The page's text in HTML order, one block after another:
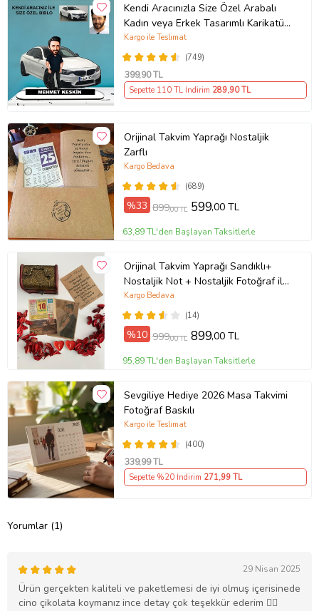
Kendi Aracınızla Size Özel Arabalı
Kadın veya Erkek Tasarımlı Karikatür
Biblo , Babalar Günü Hediyesi,
Erkeğe Hediye, Rent A Car Hediyesi
(749)
Kargo ile Teslimat
399,90 TL
Sepette 110 TL İndirim 289,90 TL
Orijinal Takvim Yaprağı Nostaljik
Zarflı
(689)
Kargo Bedava
%33 899,00 TL 599,00 TL
63,89 TL'den Başlayan Taksitlerle
Orijinal Takvim Yaprağı Sandıklı+
Nostaljik Not + Nostaljik Fotoğraf ile
birlikte UNUTULMAYACAK BİR
HEDİYE
(14)
Kargo Bedava
%10 999,00 TL 899,00 TL
95,89 TL'den Başlayan Taksitlerle
Sevgiliye Hediye 2026 Masa Takvimi
Fotoğraf Baskılı
(400)
Kargo ile Teslimat
339,99 TL
Sepette %20 İndirim 271,99 TL
Yorumlar (1)
29 Nisan 2025
Ürün gerçekten kaliteli ve paketlemesi de iyi olmuş içerisinede
cino çikolata koymanız ince detay çok teşekkür ederim 👍🏻